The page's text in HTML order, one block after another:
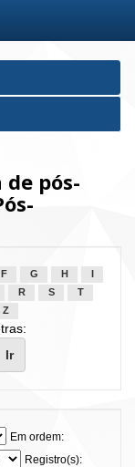
pós-
F G H
R S
T
Z
Em ordem:
Registro(s):